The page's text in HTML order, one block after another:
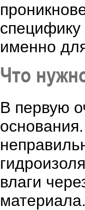
именно
Что
В первую
влаги
материала.